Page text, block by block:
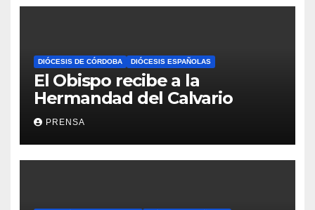
DIÓCESIS DE CÓRDOBA DIÓCESIS ESPAÑOLAS
El Obispo recibe a la
Hermandad del Calvario
PRENSA